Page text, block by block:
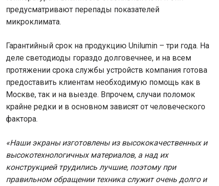
предусматривают перепады показателей
микроклимата.
Гарантийный срок на продукцию Unilumin – три года. На
деле светодиоды гораздо долговечнее, и на всем
протяжении срока службы устройств компания готова
предоставить клиентам необходимую помощь как в
Москве, так и на выезде. Впрочем, случаи поломок
крайне редки и в основном зависят от человеческого
фактора.
«Наши экраны изготовлены из высококачественных и
высокотехнологичных материалов, а над их
конструкцией трудились лучшие, поэтому при
правильном обращении техника служит очень долго и